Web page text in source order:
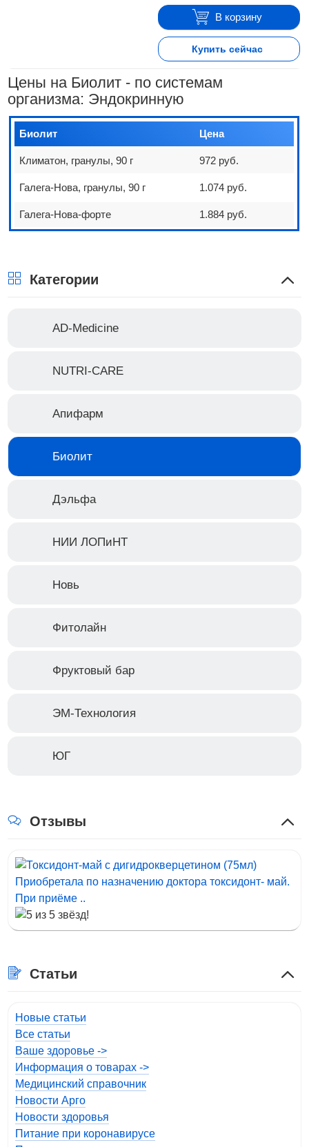
В корзину
Купить сейчас
Цены на Биолит - по системам
организма: Эндокринную
Биолит Цена
Климатон, гранулы, 90 г 972 руб.
Галега-Нова, гранулы, 90 г 1.074 руб.
Галега-Нова-форте 1.884 руб.
Категории
AD-Medicine
NUTRI-CARE
Апифарм
Биолит
Дэльфа
НИИ ЛОПиНТ
Новь
Фитолайн
Фруктовый бар
ЭМ-Технология
ЮГ
Отзывы
Приобретала по назначению доктора токсидонт- май.
При приёме ..
Статьи
Новые статьи
Все статьи
Ваше здоровье ->
Информация о товарах ->
Медицинский справочник
Новости Арго
Новости здоровья
Питание при коронавирусе